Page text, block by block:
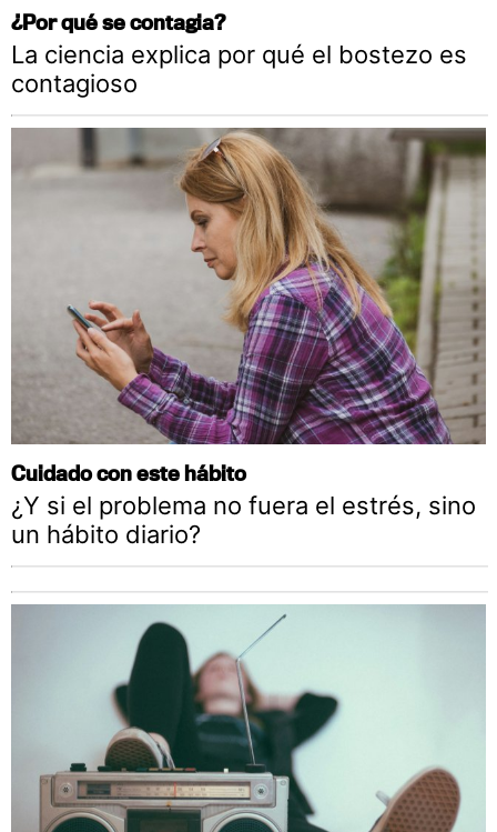
¿Por qué se contagia?
La ciencia explica por qué el bostezo es
contagioso
Cuidado con este hábito
¿Y si el problema no fuera el estrés, sino
un hábito diario?